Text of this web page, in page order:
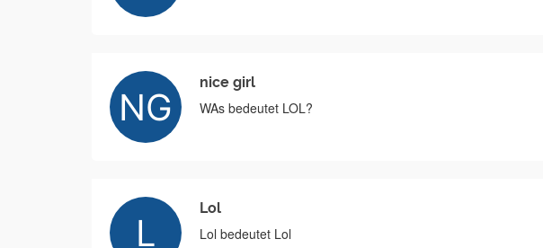
nice girl
WAs bedeutet LOL?
Lol
Lol bedeutet Lol